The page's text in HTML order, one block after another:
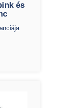
és